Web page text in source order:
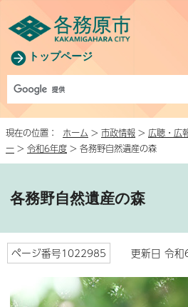
トップページ
現在の位置： ホーム > 市政情報 > 広聴・広
ー > 令和6年度 > 各務野自然遺産の森
各務野自然遺産の森
ページ番号1022985 更新日 令和